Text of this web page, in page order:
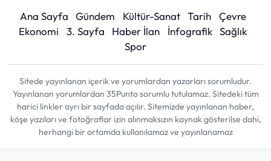
Ana Sayfa Gündem Kültür-Sanat Tarih
Çevre
Ekonomi
3. Sayfa Haber İlan İnfografik Sağlık
Spor
Sitede yayınlanan içerik ve yorumlardan yazarları sorumludur.
Yayınlanan yorumlardan 35Punto sorumlu tutulamaz. Sitedeki tüm
harici linkler ayrı bir sayfada açılır. Sitemizde yayınlanan haber,
köşe yazıları ve fotoğraflar izin alınmaksızın kaynak gösterilse dahi,
herhangi bir ortamda kullanılamaz ve yayınlanamaz